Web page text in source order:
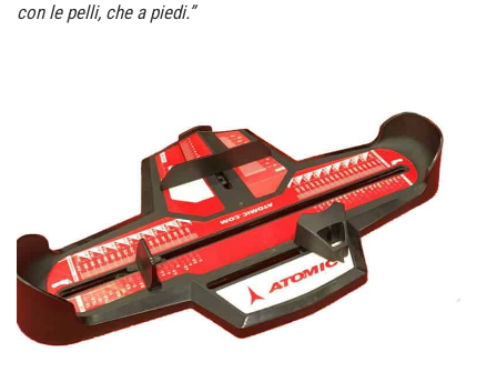
con le pelli, che a piedi.”